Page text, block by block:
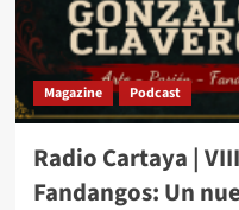
Magazine Podcast
Radio Cartaya |
Fandangos: Un